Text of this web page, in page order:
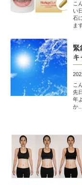
こ
い
石
ま
緊
キ
こ
先
年
か